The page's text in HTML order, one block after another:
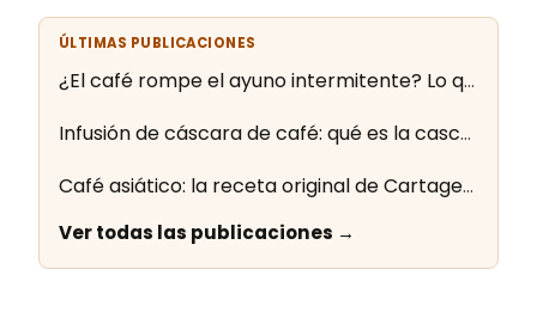
ÚLTIMAS PUBLICACIONES
¿El café rompe el ayuno intermitente? Lo que dice la evidencia
Infusión de cáscara de café: qué es la cascara y cómo se prepara
Café asiático: la receta original de Cartagena paso a paso
Ver todas las publicaciones →